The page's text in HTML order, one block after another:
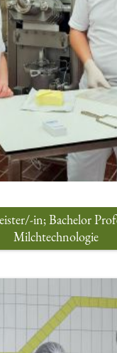
in; Bachelor
Milchtechnologie